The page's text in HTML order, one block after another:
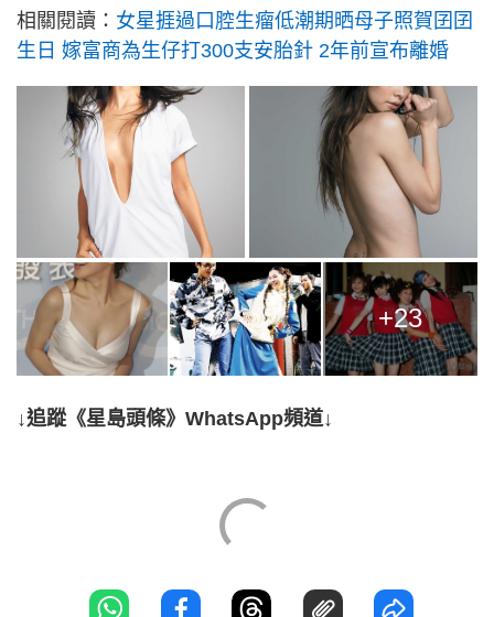
相關閱讀： 女星捱過口腔生瘤低潮期晒母子照賀囝囝
生日 嫁富商為生仔打300支安胎針 2年前宣布離婚
+23
↓追蹤《星島頭條》WhatsApp頻道↓